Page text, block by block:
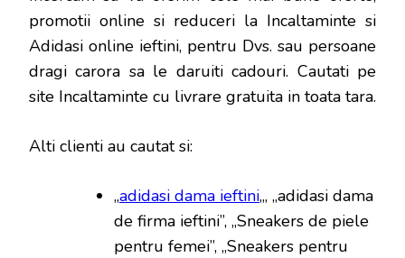
promotii online si reduceri la Incaltaminte si
Adidasi online ieftini, pentru Dvs. sau persoane
dragi carora sa le daruiti cadouri. Cautati pe
site Incaltaminte cu livrare gratuita in toata tara.
Alti clienti au cautat si:
„adidasi dama ieftini„, „adidasi dama
de firma ieftini”, „Sneakers de piele
pentru femei”, „Sneakers pentru